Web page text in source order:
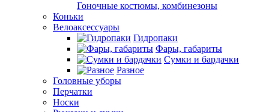
Гоночные костюмы, комбинезоны
Коньки
Велоаксессуары
Гидропаки
Фары, габариты
Сумки и бардачки
Разное
Головные уборы
Перчатки
Носки